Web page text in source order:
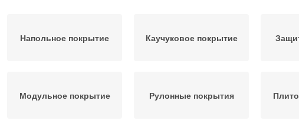
Напольное покрытие Каучуковое покрытие
Модульное покрытие Рулонные покрытия